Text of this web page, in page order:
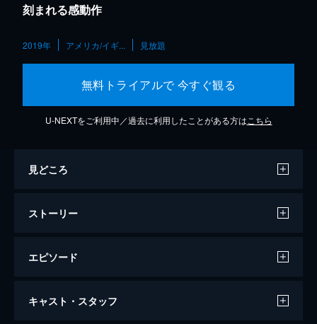
刻まれる感動作
2019年 アメリカ/イギ... 見放題
無料トライアルで 今すぐ観る
U-NEXTをご利用中／過去に利用したことがある方は こちら
見どころ
ストーリー
エピソード
ブラックバード 家族が家族であるうちに
キャスト・スタッフ